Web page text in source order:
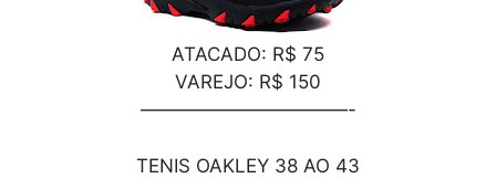
ATACADO: R$ 75
VAREJO: R$ 150
———————————-
TENIS OAKLEY 38 AO 43